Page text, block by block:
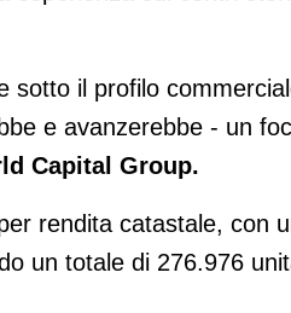
sotto il profilo
e avanzerebbe - un
Capital Group.
rendita catastale, con
un totale di 276.976